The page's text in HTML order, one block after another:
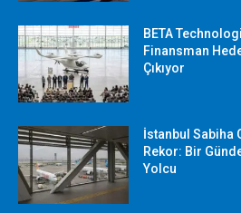
BETA
Finansman
Çıkıyor
İstanbul Sabiha
Rekor: Bir
Yolcu